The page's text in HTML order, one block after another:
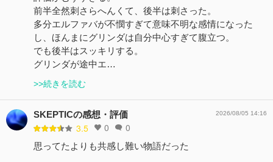
前半全然刺さらへんくて、後半は刺さった。
多分エルファバが不憫すぎて意味不明な感情になった
し、ほんまにグリンダは自分中心すぎて腹立つ。
でも後半はスッキリする。
グリンダが途中エ…
>>続きを読む
SKEPTICの感想・評価
3.5 0 0
2026/08/05 14:16
思ってたよりも共感し難い物語だった